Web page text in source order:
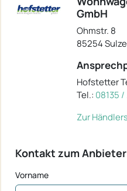
GmbH
Ohmstr. 8
85254
Hofstetter
Tel.: 08135
Zur
Kontakt zum
Vorname